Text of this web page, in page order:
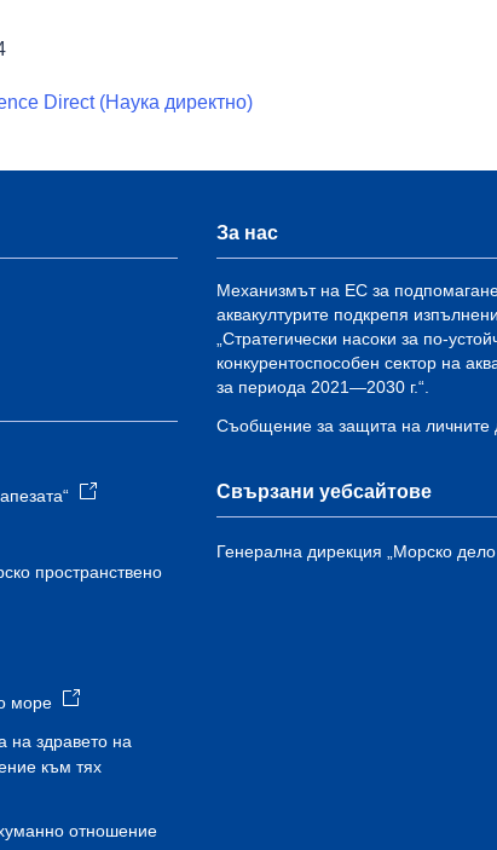
Direct (Наука директно)
пространствено
море
на здравето на
към тях
отношение
За нас
Механизмът на ЕС за
аквакултурите подкрепя
„Стратегически насоки за по-
конкурентоспособен сектор на
за периода 2021—2030 г.“.
Съобщение за защита на личните
Свързани уебсайтове
Генерална дирекция „Морско